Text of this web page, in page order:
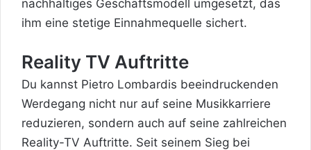
nachhaltiges Geschäftsmodell umgesetzt, das
ihm eine stetige Einnahmequelle sichert.
Reality TV Auftritte
Du kannst Pietro Lombardis beeindruckenden
Werdegang nicht nur auf seine Musikkarriere
reduzieren, sondern auch auf seine zahlreichen
Reality-TV Auftritte. Seit seinem Sieg bei